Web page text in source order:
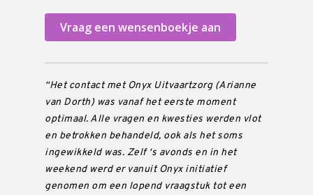
Vraag een wensenboekje aan
“Het contact met Onyx Uitvaartzorg (Arianne
van Dorth) was vanaf het eerste moment
optimaal. Alle vragen en kwesties werden vlot
en betrokken behandeld, ook als het soms
ingewikkeld was. Zelf ‘s avonds en in het
weekend werd er vanuit Onyx initiatief
genomen om een lopend vraagstuk tot een